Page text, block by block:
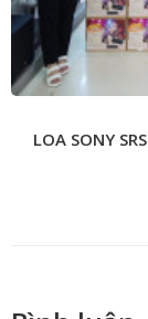
LOA SONY